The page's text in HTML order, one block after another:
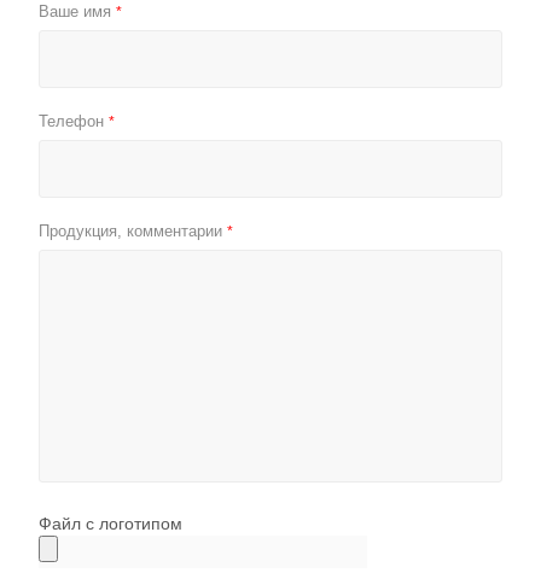
Ваше имя *
Телефон *
Продукция, комментарии *
Файл с логотипом